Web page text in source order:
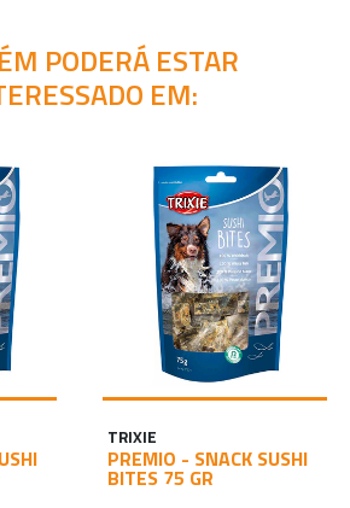
PODERÁ ESTAR
EM:
TRIXIE
PREMIO - SNACK SUSHI
BITES 75 GR